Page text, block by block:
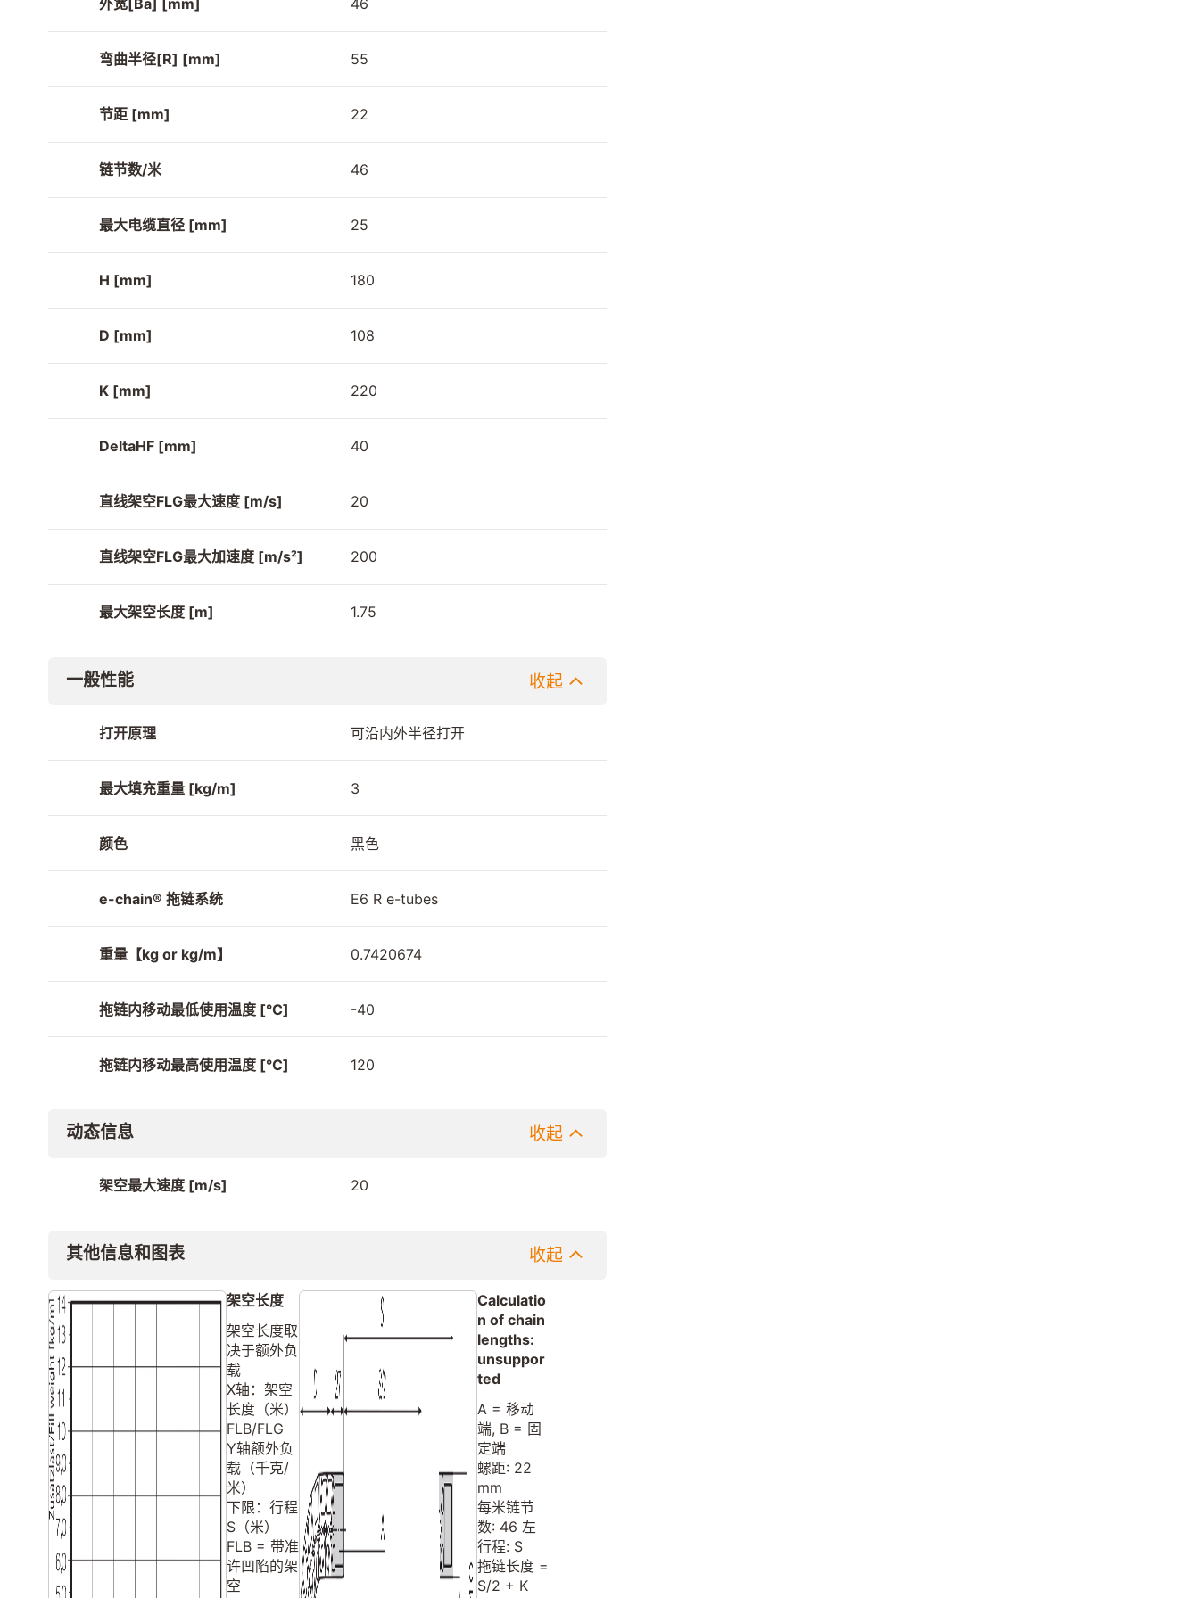
外宽[Ba] [mm] 46
弯曲半径[R] [mm] 55
节距 [mm] 22
链节数/米 46
最大电缆直径 [mm] 25
H [mm] 180
D [mm] 108
K [mm] 220
DeltaHF [mm] 40
直线架空FLG最大速度 [m/s] 20
直线架空FLG最大加速度 [m/s²] 200
最大架空长度 [m] 1.75
一般性能 收起
打开原理 可沿内外半径打开
最大填充重量 [kg/m] 3
颜色 黑色
e-chain® 拖链系统 E6 R e-tubes
重量【kg or kg/m】 0.7420674
拖链内移动最低使用温度 [°C] -40
拖链内移动最高使用温度 [°C] 120
动态信息 收起
架空最大速度 [m/s] 20
其他信息和图表 收起
架空长度
架空长度取
决于额外负
载
X轴：架空
长度（米）
FLB/FLG
Y轴额外负
载（千克/
米）
下限：行程
S（米）
FLB = 带准
许凹陷的架
空
Calculatio
n of chain
lengths:
unsuppor
ted
A = 移动
端, B = 固
定端
螺距: 22
mm
每米链节
数: 46 左
行程: S
拖链长度 =
S/2 + K